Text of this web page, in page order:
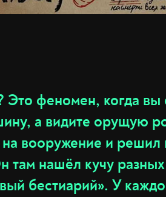
Это феномен, когда вы
а видите орущую
вооружение и решил
там нашёл кучу
бестиарий». У